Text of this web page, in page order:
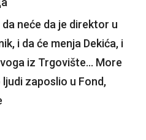
neće da je direktor u
i da će menja Dekića, i
iz Trgovište… More
zaposlio u Fond,